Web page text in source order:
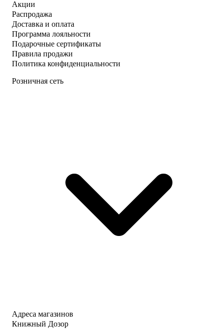
Акции
Распродажа
Доставка и оплата
Программа лояльности
Подарочные сертификаты
Правила продажи
Политика конфиденциальности
Розничная сеть
Адреса магазинов
Книжный Дозор